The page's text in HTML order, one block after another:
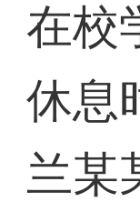
在校
休息
兰某